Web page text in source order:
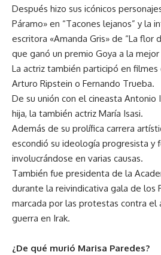
Después hizo sus icónicos
Páramo» en “Tacones lejanos” y la
escritora «Amanda Gris» de “La flor
que ganó un premio Goya a la
La actriz también participó en filmes
Arturo Ripstein o Fernando Trueba.
De su unión con el cineasta Antonio
hija, la también actriz María Isasi.
Además de su prolífica carrera
escondió su ideología progresista y
involucrándose en varias causas.
También fue presidenta de la
durante la reivindicativa gala de los
marcada por las protestas contra el
guerra en Irak.
¿De qué murió Marisa Paredes?